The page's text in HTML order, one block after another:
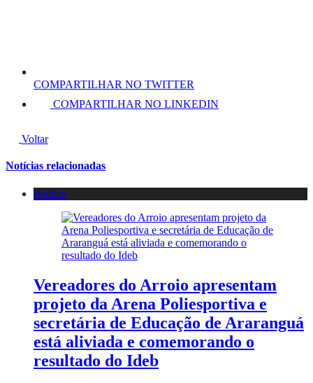
COMPARTILHAR NO TWITTER
COMPARTILHAR NO LINKEDIN
Voltar
Notícias relacionadas
Política
Vereadores do Arroio apresentam
projeto da Arena Poliesportiva e
secretária de Educação de Araranguá
está aliviada e comemorando o
resultado do Ideb